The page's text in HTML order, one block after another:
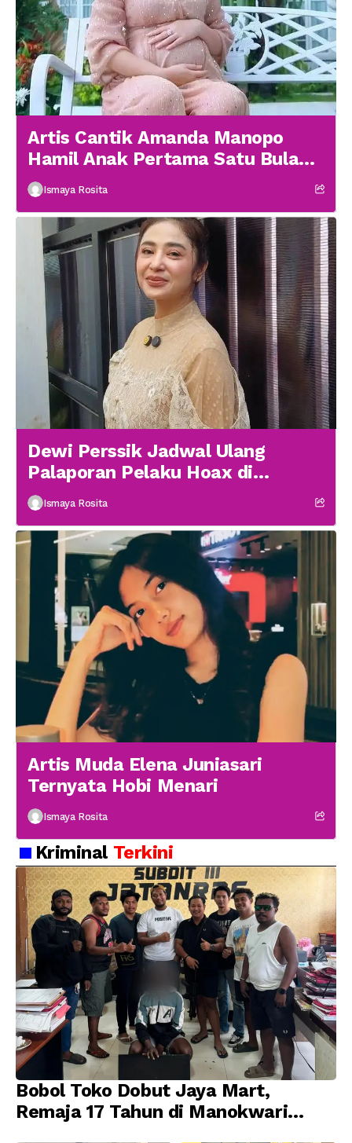
Artis Cantik Amanda Manopo
Hamil Anak Pertama Satu Bulan
menikah
Ismaya Rosita
Dewi Perssik Jadwal Ulang
Palaporan Pelaku Hoax di
Medsos
Ismaya Rosita
Artis Muda Elena Juniasari
Ternyata Hobi Menari
Ismaya Rosita
Kriminal Terkini
Bobol Toko Dobut Jaya Mart,
Remaja 17 Tahun di Manokwari